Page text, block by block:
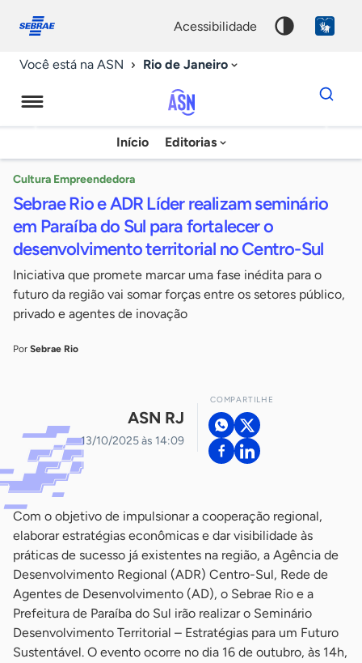
conosco
acessibilidade
Você está na ASN Rio de Janeiro
Agência
Sebrae
Notícias
Início Editorias
Dados
para
chave
Cultura Empreendedora
Sebrae Rio e ADR Líder realizam seminário
em Paraíba do Sul para fortalecer o
desenvolvimento territorial no Centro-Sul
Iniciativa que promete marcar uma fase inédita para o
futuro da região vai somar forças entre os setores público,
privado e agentes de inovação
Por Sebrae Rio
ASN RJ
13/10/2025 às 14:09
COMPARTILHE
Com o objetivo de impulsionar a cooperação regional,
elaborar estratégias econômicas e dar visibilidade às
práticas de sucesso já existentes na região, a Agência de
Desenvolvimento Regional (ADR) Centro-Sul, Rede de
Agentes de Desenvolvimento (AD), o Sebrae Rio e a
Prefeitura de Paraíba do Sul irão realizar o Seminário
Desenvolvimento Territorial – Estratégias para um Futuro
Sustentável. O evento ocorre no dia 16 de outubro, às 14h,